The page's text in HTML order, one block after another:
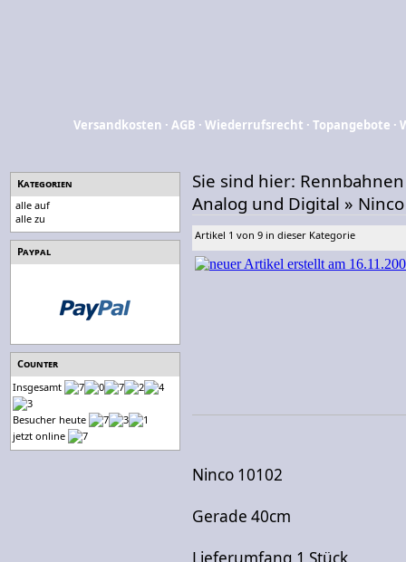
Versandkosten ·AGB ·Wiederrufsrecht ·Topangebote ·
Kategorien
alle auf
alle zu
Paypal
Counter
Insgesamt
Besucher heute
jetzt online
Sie sind hier: Rennbahnen
Analog und Digital »
Artikel 1 von 9 in dieser Kategorie
Ninco 10102
Gerade 40cm